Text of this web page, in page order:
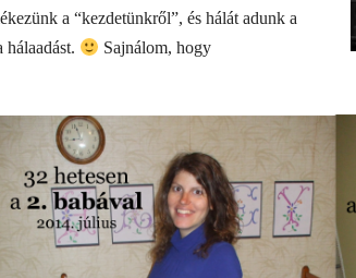
a “kezdetünkről”, és hálát adunk a
hálaadást.
Sajnálom, hogy